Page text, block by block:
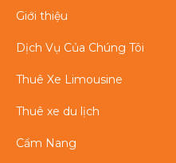
Giới thiệu
Dịch Vụ Của Chúng Tôi
Thuê Xe Limousine
Thuê xe du lịch
Cẩm Nang